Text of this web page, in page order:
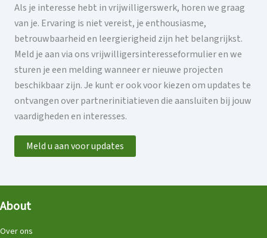
Als je interesse hebt in vrijwilligerswerk, horen we graag
van je. Ervaring is niet vereist, je enthousiasme,
betrouwbaarheid en leergierigheid zijn het belangrijkst.
Meld je aan via ons vrijwilligersinteresseformulier en we
sturen je een melding wanneer er nieuwe projecten
beschikbaar zijn. Je kunt er ook voor kiezen om updates te
ontvangen over partnerinitiatieven die aansluiten bij jouw
vaardigheden en interesses.
Meld u aan voor updates
About
Over ons